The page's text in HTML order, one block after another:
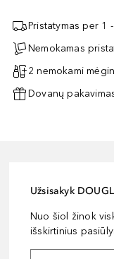
Pristatymas per 1
Nemokamas
2 nemokami
Dovanų
Užsisakyk
Nuo šiol žinok
išskirtinius